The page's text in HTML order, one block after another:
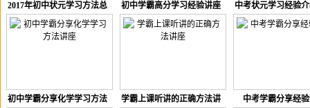
2017年初中状元学习方法总
结讲座
初中学霸高分学习经验讲座 中考状元学习经验
初中学霸分享化学学习方法
学霸上课听讲的正确方法讲
中考学霸分享经